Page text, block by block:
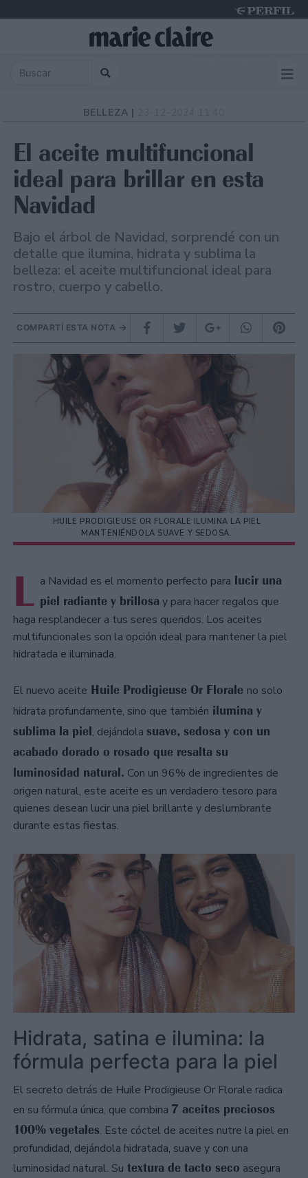
BELLEZA |
El aceite multifuncional
ideal para brillar en esta
Navidad
Bajo el árbol de Navidad, sorprendé con un
detalle que ilumina, hidrata y sublima la
belleza: el aceite multifuncional ideal para
rostro, cuerpo y cabello.
COMPARTÍ ESTA NOTA
HUILE PRODIGIEUSE OR FLORALE ILUMINA LA PIEL
MANTENIÉNDOLA SUAVE Y SEDOSA.
L a Navidad es el momento perfecto para lucir una
piel radiante y brillosa y para hacer regalos que
haga resplandecer a tus seres queridos. Los aceites
multifuncionales son la opción ideal para mantener la piel
hidratada e iluminada.
El nuevo aceite Huile Prodigieuse Or Florale no solo
hidrata profundamente, sino que también ilumina y
sublima la piel, dejándola suave, sedosa y con un
acabado dorado o rosado que resalta su
luminosidad natural. Con un 96% de ingredientes de
origen natural, este aceite es un verdadero tesoro para
quienes desean lucir una piel brillante y deslumbrante
durante estas fiestas.
Hidrata, satina e ilumina: la
fórmula perfecta para la piel
El secreto detrás de Huile Prodigieuse Or Florale radica
en su fórmula única, que combina 7 aceites preciosos
100% vegetales. Este cóctel de aceites nutre la piel en
profundidad, dejándola hidratada, suave y con una
luminosidad natural. Su textura de tacto seco asegura